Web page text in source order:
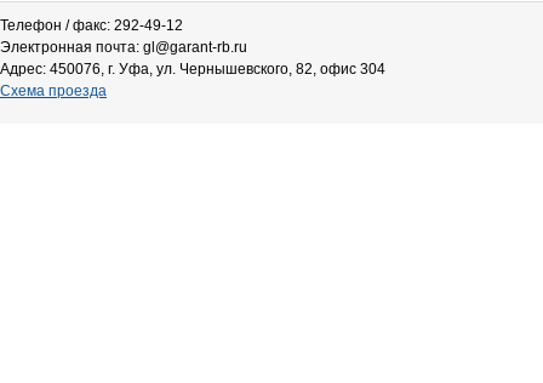
Телефон / факс: 292-49-12
Электронная почта: gl@garant-rb.ru
Адрес: 450076, г. Уфа, ул. Чернышевского, 82, офис 304
Схема проезда